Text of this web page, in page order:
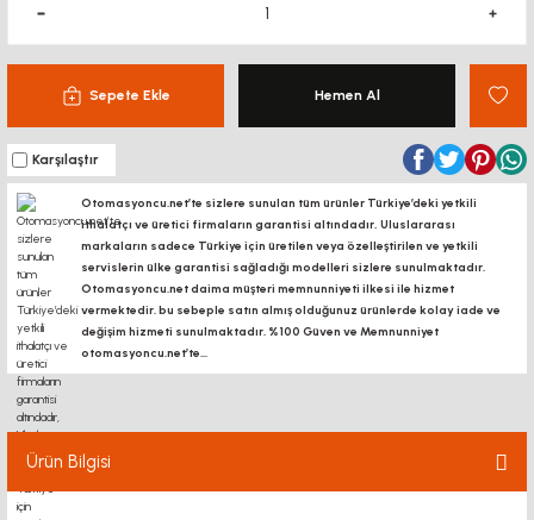
Sepete Ekle Hemen Al
Karşılaştır
Otomasyoncu.net’te sizlere sunulan tüm ürünler Türkiye’deki yetkili
ithalatçı ve üretici firmaların garantisi altındadır, Uluslararası
markaların sadece Türkiye için üretilen veya özelleştirilen ve yetkili
servislerin ülke garantisi sağladığı modelleri sizlere sunulmaktadır.
Otomasyoncu.net daima müşteri memnunniyeti ilkesi ile hizmet
vermektedir. bu sebeple satın almış olduğunuz ürünlerde kolay iade ve
değişim hizmeti sunulmaktadır. %100 Güven ve Memnunniyet
otomasyoncu.net’te...
Ürün Bilgisi